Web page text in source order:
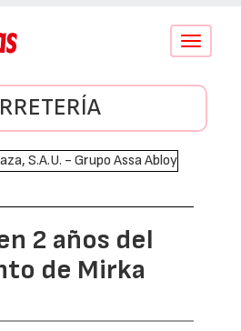
Conmutar
2 años del
de Mirka